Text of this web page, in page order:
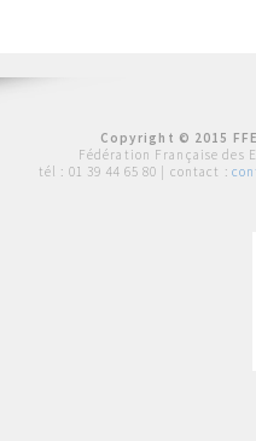
Copyright © 2015
Fédération Française des
tél : 01 39 44 65 80 | contact :